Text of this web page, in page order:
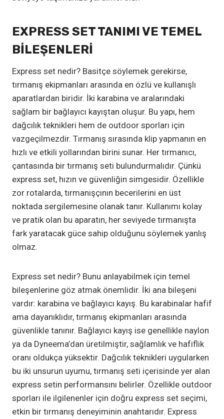
EXPRESS SET TANIMI VE TEMEL
BILEŞENLERI
Express set nedir? Basitçe söylemek gerekirse,
tırmanış ekipmanları arasında en özlü ve kullanışlı
aparatlardan biridir. İki karabina ve aralarındaki
sağlam bir bağlayıcı kayıştan oluşur. Bu yapı, hem
dağcılık teknikleri hem de outdoor sporları için
vazgeçilmezdir. Tırmanış sırasında klip yapmanın en
hızlı ve etkili yollarından birini sunar. Her tırmanıcı,
çantasında bir tırmanış seti bulundurmalıdır. Çünkü
express set, hızın ve güvenliğin simgesidir. Özellikle
zor rotalarda, tırmanışçının becerilerini en üst
noktada sergilemesine olanak tanır. Kullanımı kolay
ve pratik olan bu aparatın, her seviyede tırmanışta
fark yaratacak güce sahip olduğunu söylemek yanlış
olmaz.
Express set nedir? Bunu anlayabilmek için temel
bileşenlerine göz atmak önemlidir. İki ana bileşeni
vardır: karabina ve bağlayıcı kayış. Bu karabinalar hafif
ama dayanıklıdır, tırmanış ekipmanları arasında
güvenlikle tanınır. Bağlayıcı kayış ise genellikle naylon
ya da Dyneema’dan üretilmiştir, sağlamlık ve hafiflik
oranı oldukça yüksektir. Dağcılık teknikleri uygularken
bu iki unsurun uyumu, tırmanış seti içerisinde yer alan
express setin performansını belirler. Özellikle outdoor
sporları ile ilgilenenler için doğru express set seçimi,
etkin bir tırmanış deneyiminin anahtarıdır. Express